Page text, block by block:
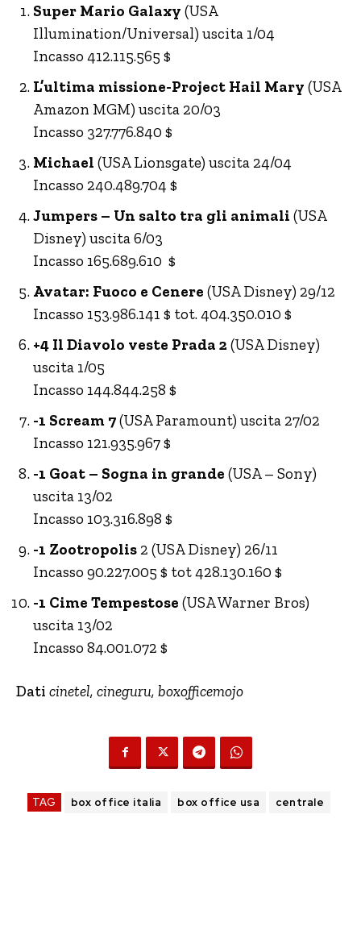
Super Mario Galaxy (USA
Illumination/Universal) uscita 1/04
Incasso 412.115.565 $
L’ultima missione-Project Hail Mary (USA
Amazon MGM) uscita 20/03
Incasso 327.776.840 $
Michael (USA Lionsgate) uscita 24/04
Incasso 240.489.704 $
Jumpers – Un salto tra gli animali (USA
Disney) uscita 6/03
Incasso 165.689.610 $
Avatar: Fuoco e Cenere (USA Disney) 29/12
Incasso 153.986.141 $ tot. 404.350.010 $
+4 Il Diavolo veste Prada 2(USA Disney)
uscita 1/05
Incasso 144.844.258 $
-1 Scream 7(USA Paramount) uscita 27/02
Incasso 121.935.967 $
-1 Goat – Sogna in grande (USA – Sony)
uscita 13/02
Incasso 103.316.898 $
-1 Zootropolis 2 (USA Disney) 26/11
Incasso 90.227.005 $ tot 428.130.160 $
-1 Cime Tempestose (USA Warner Bros)
uscita 13/02
Incasso 84.001.072 $
Dati cinetel, cineguru, boxofficemojo
TAG box office italia box office usa centrale